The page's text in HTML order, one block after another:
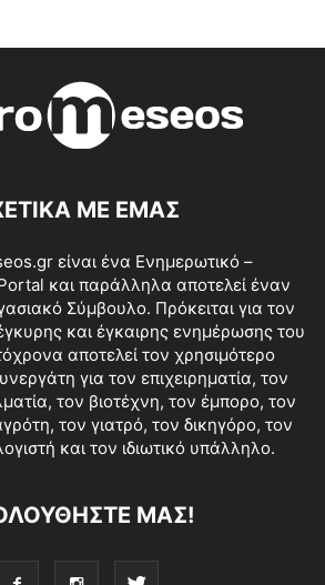
ΜΕ ΕΜΑΣ
είναι ένα Ενημερωτικό –
και παράλληλα αποτελεί έναν
Σύμβουλο. Πρόκειται για τον
και έγκαιρης ενημέρωσης του
αποτελεί τον χρησιμότερο
για τον επιχειρηματία, τον
τον βιοτέχνη, τον έμπορο, τον
τον γιατρό, τον δικηγόρο, τον
και τον ιδιωτικό υπάλληλο.
ΜΑΣ!